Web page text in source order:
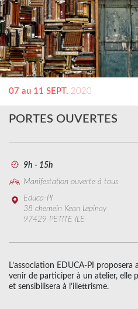
07 au 11 SEPT. 2020
PORTES OUVERTES
9h - 15h
Manifestation ouverte à tous
Educa-PI
38 chemein Kean Lepinay
97429 PETITE ILE
L’association EDUCA-PI proposera
venir de participer à un atelier, elle
et sensibilisera à l’illettrisme.